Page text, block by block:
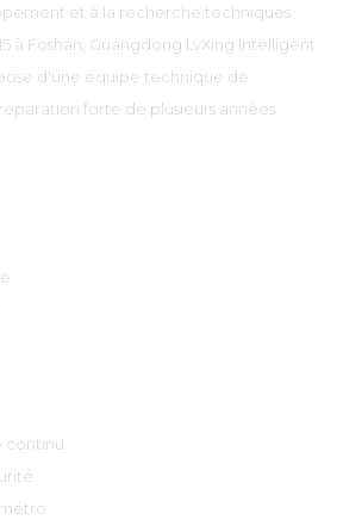
et à la recherche techniques
à Foshan, Guangdong LvXing Intelligent
d'une équipe technique de
forte de plusieurs années
continu